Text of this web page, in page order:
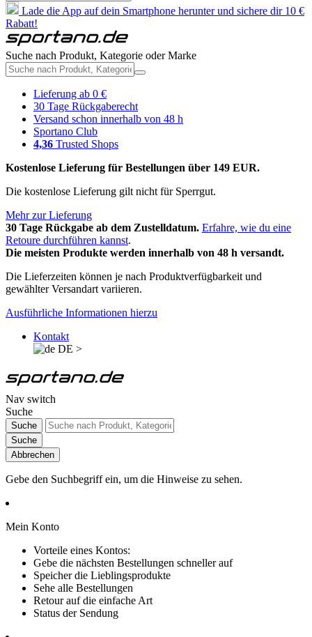
Lade die App auf dein Smartphone herunter und sichere dir 10 €
Rabatt!
Suche nach Produkt, Kategorie oder Marke
Lieferung ab 0 €
30 Tage Rückgaberecht
Versand schon innerhalb von 48 h
Sportano Club
4,36 Trusted Shops
Kostenlose Lieferung für Bestellungen über 149 EUR.
Die kostenlose Lieferung gilt nicht für Sperrgut.
Mehr zur Lieferung
30 Tage Rückgabe ab dem Zustelldatum. Erfahre, wie du eine
Retoure durchführen kannst.
Die meisten Produkte werden innerhalb von 48 h versandt.
Die Lieferzeiten können je nach Produktverfügbarkeit und
gewählter Versandart variieren.
Ausführliche Informationen hierzu
Kontakt
DE >
Nav switch
Suche
Suche
Suche
Abbrechen
Gebe den Suchbegriff ein, um die Hinweise zu sehen.
Mein Konto
Vorteile eines Kontos:
Gebe die nächsten Bestellungen schneller auf
Speicher die Lieblingsprodukte
Sehe alle Bestellungen
Retour auf die einfache Art
Status der Sendung